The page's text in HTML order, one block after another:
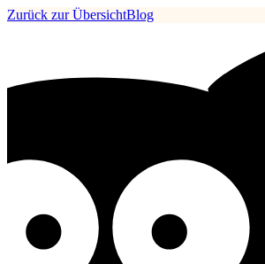
Zurück zur ÜbersichtBlog